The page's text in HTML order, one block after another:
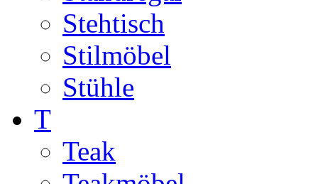
Stehtisch
Stilmöbel
Stühle
T
Teak